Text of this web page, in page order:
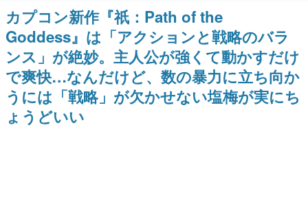
ゲームの企画書
名作ゲームクリエイターの方々に製作時のエピソードをお
聞きし、ヒットする企画（ゲーム）とは何か？を探ってい
きます。
赫本
この物語を解いてはいけない。『赫本』は、〈試験問題〉
の形をした短編ホラー小説集です。
新世代に訊く
ョン」が8月下旬より発売
ガの舞台である群馬の「イオン
モール高崎」にて、8月11日か
ら8月20日までの期間限定で開
催予定
カプコン新作『祇：Path of the
Goddess』は「アクションと戦略のバラ
ンス」が絶妙。主人公が強くて動かすだけ
で爽快…なんだけど、数の暴力に立ち向か
うには「戦略」が欠かせない塩梅が実にち
ょうどいい